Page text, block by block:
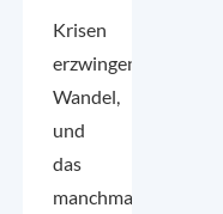
Krisen
erzwingen
Wandel,
und
das
manchmal,